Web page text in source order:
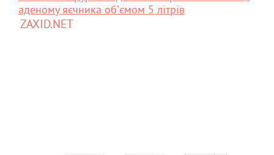
аденому яєчника обʼємом 5 літрів
ZAXID.NET